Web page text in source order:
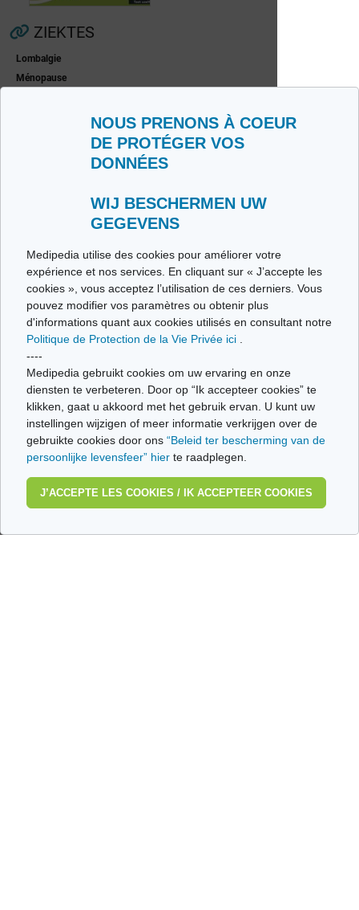
NOUS PRENONS À COEUR
DE PROTÉGER VOS
DONNÉES
WIJ BESCHERMEN UW
GEGEVENS
Medipedia utilise des cookies pour améliorer votre
expérience et nos services. En cliquant sur « J’accepte les
cookies », vous acceptez l’utilisation de ces derniers. Vous
pouvez modifier vos paramètres ou obtenir plus
d'informations quant aux cookies utilisés en consultant notre
Politique de Protection de la Vie Privée ici
----
Medipedia gebruikt cookies om uw ervaring en onze
diensten te verbeteren. Door op “Ik accepteer cookies” te
klikken, gaat u akkoord met het gebruik ervan. U kunt uw
instellingen wijzigen of meer informatie verkrijgen over de
gebruikte cookies door ons “Beleid ter bescherming van de
persoonlijke levensfeer” hier te raadplegen.
J’ACCEPTE LES COOKIES / IK ACCEPTEER COOKIES
ZIEKTES
Lombalgie
Ménopause
Artrose is geen
artritis
Artrose: wat en
waar?
Wat is een gewricht?
Artrose: enkele
cijfers